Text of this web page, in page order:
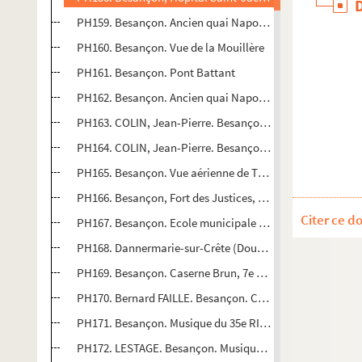
PH159. Besançon. Ancien quai Napoléon [actuel quai de
PH160. Besançon. Vue de la Mouillère
PH161. Besançon. Pont Battant
PH162. Besançon. Ancien quai Napoléon [actuel quai de
PH163. COLIN, Jean-Pierre. Besançon. Place du Palais,
PH164. COLIN, Jean-Pierre. Besançon. Rue du chapitre,
PH165. Besançon. Vue aérienne de Trépillot (ex-
PH166. Besançon, Fort des Justices, gendarmerie
PH167. Besançon. Ecole municipale de garçons de
PH168. Dannermarie-sur-Crête (Doubs), Quais de la
PH169. Besançon. Caserne Brun, 7e RCS. Portes ouvertes,
PH170. Bernard FAILLE. Besançon. Caserne Ruty, 407e
PH171. Besançon. Musique du 35e RI à la Foire-
PH172. LESTAGE. Besançon. Musique du 35e RI à la
Citer ce